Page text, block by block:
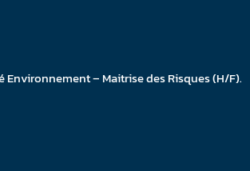
– Maitrise des Risques (H/F).